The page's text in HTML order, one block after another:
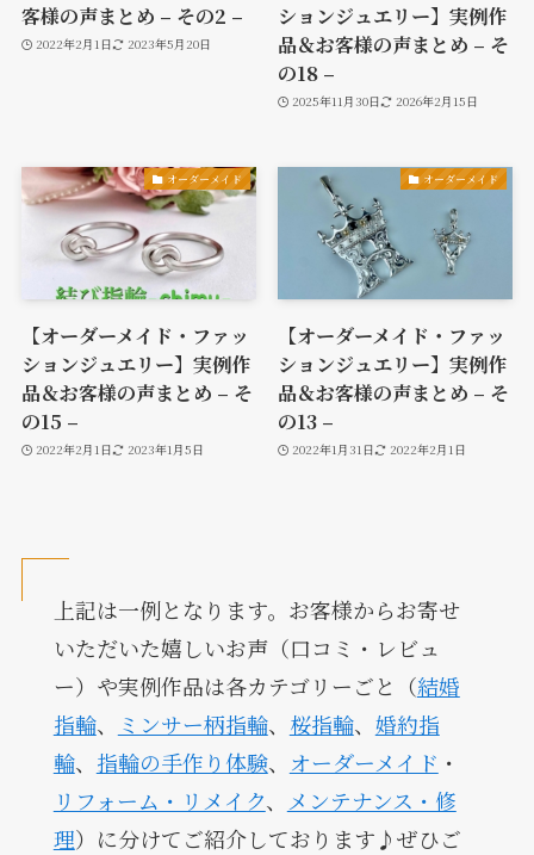
客様の声まとめ – その2 –
2022年2月1日 2023年5月20日
ションジュエリー】実例作
品＆お客様の声まとめ – そ
の18 –
2025年11月30日 2026年2月15日
オーダーメイド
【オーダーメイド・ファッ
ションジュエリー】実例作
品＆お客様の声まとめ – そ
の15 –
2022年2月1日 2023年1月5日
オーダーメイド
【オーダーメイド・ファッ
ションジュエリー】実例作
品＆お客様の声まとめ – そ
の13 –
2022年1月31日 2022年2月1日
上記は一例となります。お客様からお寄せ
いただいた嬉しいお声（口コミ・レビュ
ー）や実例作品は各カテゴリーごと（結婚
指輪、 ミンサー柄指輪、 桜指輪、 婚約指
輪、 指輪の手作り体験、 オーダーメイド ・
リフォーム・リメイク、
メンテナンス・修
理）に分けてご紹介しております♪ぜひご